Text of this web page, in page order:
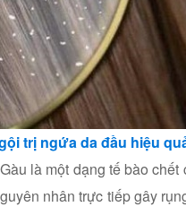
trị ngứa da đầu hiệu
là một dạng tế bào chết
nhân trực tiếp gây